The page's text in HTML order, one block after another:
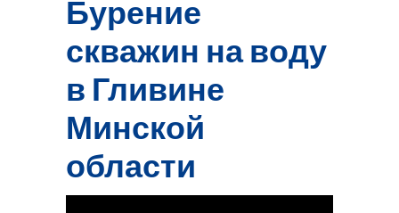
Бурение
скважин на воду
в Гливине
Минской
области